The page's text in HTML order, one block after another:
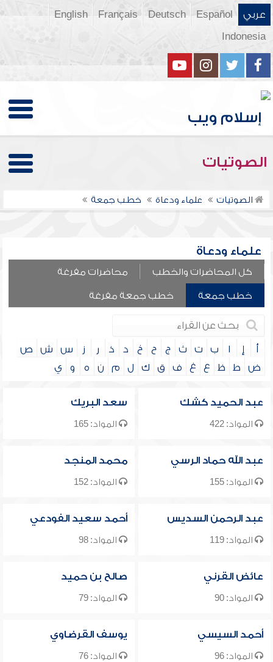
عربي Español
Deutsch
Français
English
Indonesia
الصوتيات
الصوتيات علماء ودعاة خطب جمعة
علماء ودعاة
كل المحاضرات والخطب محاضرات مفرغة
خطب جمعة خطب جمعة مفرغة
أ إ ا ب ت ث ج ح خ د ذ ر ز س ش
ص
ض
ط ظ ع غ ف ق ك ل م ن ه و ي
عبد الحميد كشك
المواد: 422
سعد البريك
المواد: 165
عبد الله حماد الرسي
المواد: 155
محمد المنجد
المواد: 152
عبد الرحمن السديس
المواد: 119
أحمد سعيد الفودعي
المواد: 98
عائض القرني
المواد: 90
صالح بن حميد
المواد: 79
أحمد السيسي
المواد: 96
يوسف القرضاوي
المواد: 76